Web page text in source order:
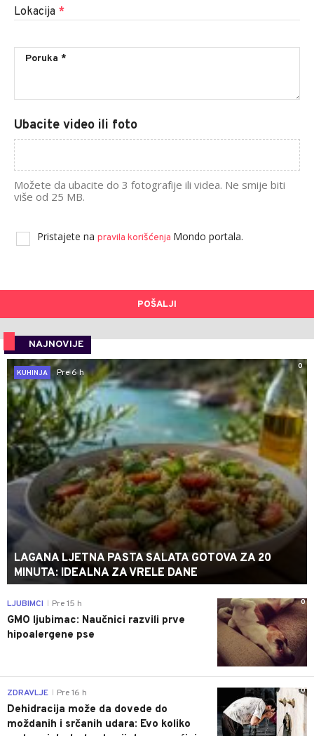
Lokacija *
Ubacite video ili foto
Možete da ubacite do 3 fotografije ili videa. Ne smije biti
više od 25 MB.
Pristajete na pravila korišćenja Mondo portala.
POŠALJI
NAJNOVIJE
0
KUHINJA
Pre 6 h
LAGANA LJETNA PASTA SALATA GOTOVA ZA 20
MINUTA: IDEALNA ZA VRELE DANE
0
LJUBIMCI Pre 15 h
GMO ljubimac: Naučnici razvili prve
hipoalergene pse
0
ZDRAVLJE Pre 16 h
Dehidracija može da dovede do
moždanih i srčanih udara: Evo koliko